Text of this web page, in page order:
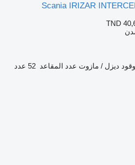
Scania IRIZAR
TND
وقود ديزل / مازوت عدد المقاعد 52 عدد